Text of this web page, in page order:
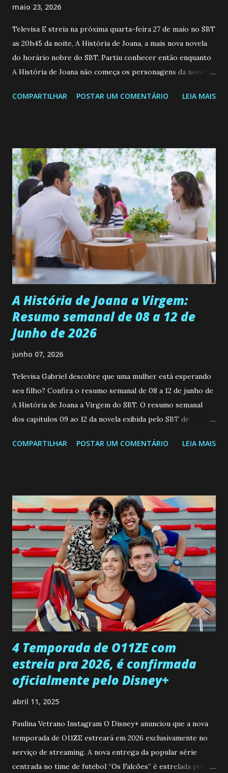
maio 23, 2026
Televisa E streia na próxima quarta-feira 27 de maio no SBT
as 20h45 da noite, A História de Joana, a mais nova novela
do horário nobre do SBT. Partiu conhecer então enquanto
A História de Joana não começa os personagens da novela?
de 25/05/26 a 31/05/26 JOANA GUADALUPE (Camila
permanecer virgem até encontrar o homem que realmente
ama, o que não é fácil, já que dedica todas as suas energias a
se aprimorar, trabalhando, estudando e se orgulhando de
ser a primeira mulher da família a ingressar na
universidade. Ela tem uma personalidade muito alegre, é
muito madura para a idade, determinada, criativa e
empática. Detesta injustiças e é uma ótima amiga. Pode ser
teimosa e muito persistente quando decide fazer algo.
Durante um exame ginecológico, ela é inseminada por eng...
COMPARTILHAR POSTAR UM COMENTÁRIO LEIA MAIS
A História de Joana a Virgem:
Resumo semanal de 08 a 12 de
Junho de 2026
junho 07, 2026
Televisa Gabriel descobre que uma mulher está esperando
seu filho? Confira o resumo semanal de 08 a 12 de junho de
A História de Joana a Virgem do SBT. O resumo semanal
dos capitulos 09 ao 12 da novela exibida pelo SBT de
a Programação Semanal do SBT de 08/06/26 a 14/06/26
confessa a Gabriel que ele demonstrou ser o tipo de
pessoa que ela tanto desejou durante toda a vida. Camila
entra no quarto de Gabriel e imagina como seria o
encontro deles, quando conseguir seduzi-lo. Manuel avisa a
Paula sobre a suposta infidelidade de Gabriel com Joana.
Rogerio consegue se livrar de todas as suspeitas pelo
desaparecimento de Francisco, apontando que ele poderia
ter sido vítima da fúria de Gabriel. Artur informa a Gabriel
que a clínica inseminou por engano outra paciente, que está
...
COMPARTILHAR POSTAR UM COMENTÁRIO LEIA MAIS
4 Temporada de O11ZE com
estreia pra 2026, é confirmada
oficialmente pelo Disney+
abril 11, 2025
Paulina Vetrano Instagram O Disney+ anunciou que a nova
temporada de O11ZE estreará em 2026 exclusivamente no
serviço de streaming. A nova entrega da popular série
centrada no time de futebol “Os Falcões” é estrelada por